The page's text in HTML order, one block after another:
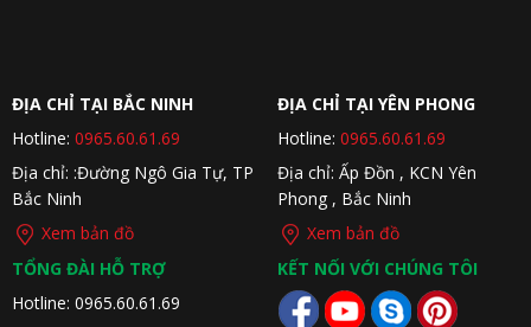
ĐỊA CHỈ TẠI BẮC NINH
Hotline: 0965.60.61.69
Địa chỉ: :Đường Ngô Gia Tự, TP
Bắc Ninh
Xem bản đồ
ĐỊA CHỈ TẠI YÊN PHONG
Hotline: 0965.60.61.69
Địa chỉ: Ấp Đồn , KCN Yên
Phong , Bắc Ninh
Xem bản đồ
TỔNG ĐÀI HỖ TRỢ
Hotline: 0965.60.61.69
KẾT NỐI VỚI CHÚNG TÔI